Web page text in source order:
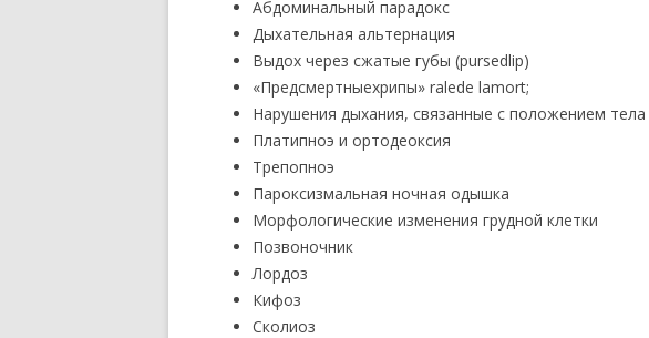
Абдоминальный парадокс
Дыхательная альтернация
Выдох через сжатые губы (pursedlip)
«Предсмертныехрипы» ralede lamort;
Нарушения дыхания, связанные с положением
Платипноэ и ортодеоксия
Трепопноэ
Пароксизмальная ночная одышка
Морфологические изменения грудной клетки
Позвоночник
Лордоз
Кифоз
Сколиоз